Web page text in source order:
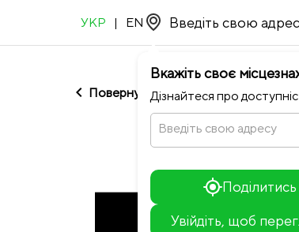
УКР | EN
Вкажіть своє
Дізнайтеся про
Введіть свою адресу
Увійдіть, щоб
chevron_left Повернутися до М'ясо з м'ясом